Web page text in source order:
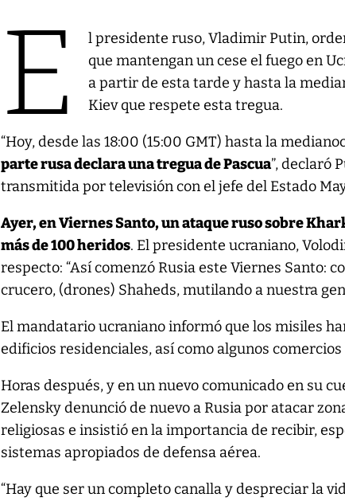
E
l presidente ruso, Vladimir Putin,
que mantengan un cese el fuego en
a partir de esta tarde y hasta la
Kiev que respete esta tregua.
“Hoy, desde las 18:00 (15:00 GMT) hasta la
parte rusa declara una tregua de Pascua”, declaró
transmitida por televisión con el jefe del Estado
Ayer, en Viernes Santo, un ataque ruso sobre
más de 100 heridos. El presidente ucraniano,
respecto: “Así comenzó Rusia este Viernes Santo:
crucero, (drones) Shaheds, mutilando a nuestra
El mandatario ucraniano informó que los misiles
edificios residenciales, así como algunos comercios
Horas después, y en un nuevo comunicado en su
Zelensky denunció de nuevo a Rusia por atacar
religiosas e insistió en la importancia de recibir,
sistemas apropiados de defensa aérea.
“Hay que ser un completo canalla y despreciar la